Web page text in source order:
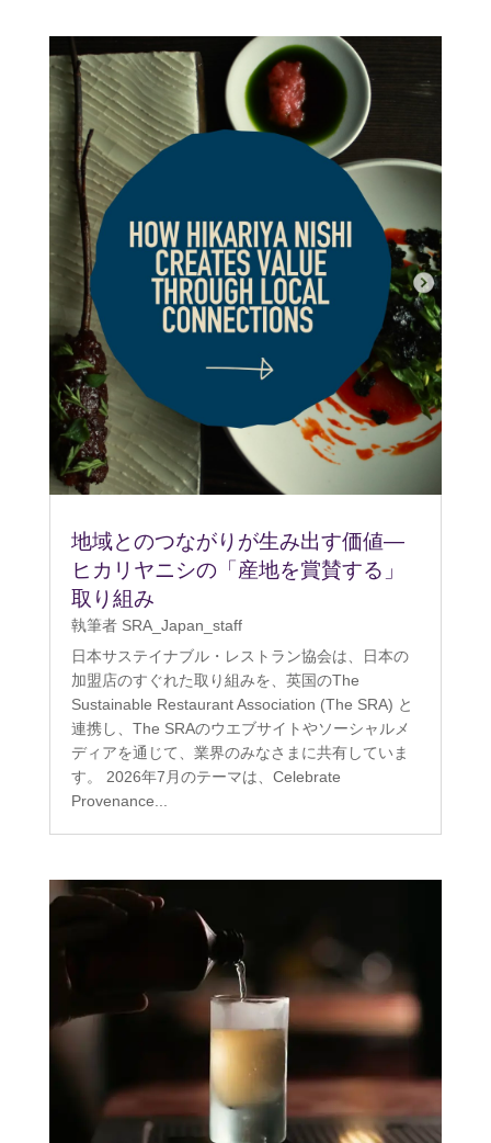
地域とのつながりが生み出す価値―
ヒカリヤニシの「産地を賞賛する」
取り組み
執筆者 SRA_Japan_staff
日本サステイナブル・レストラン協会は、日本の
加盟店のすぐれた取り組みを、英国のThe
Sustainable Restaurant Association (The SRA) と
連携し、The SRAのウエブサイトやソーシャルメ
ディアを通じて、業界のみなさまに共有していま
す。 2026年7月のテーマは、Celebrate
Provenance...